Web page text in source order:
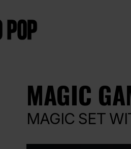
MAGIC
MAGIC SET